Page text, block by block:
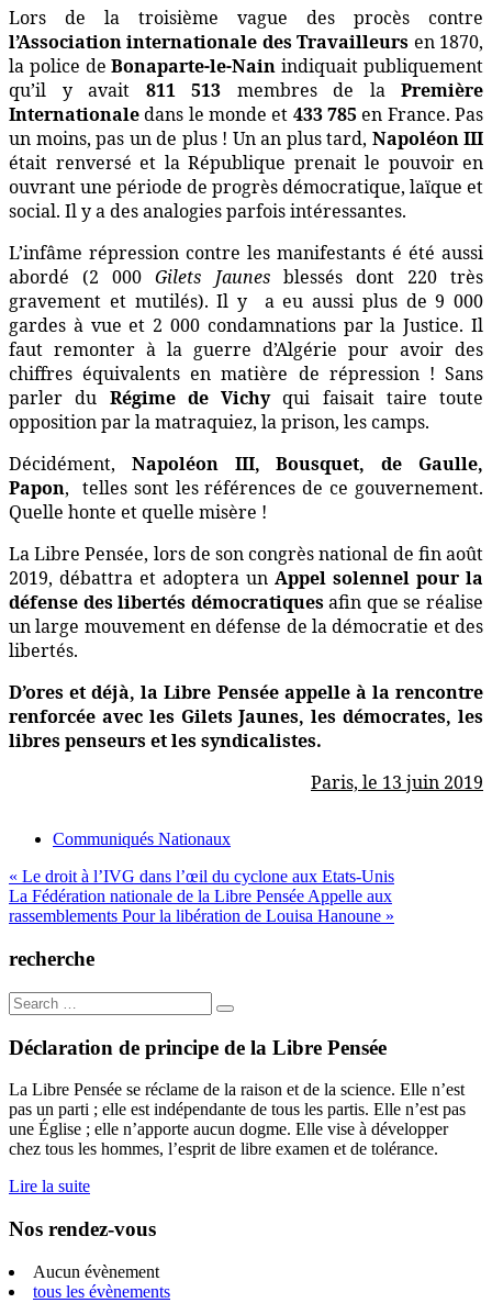
Lors de la troisième vague des procès contre
l’Association internationale des Travailleurs en 1870,
la police deBonaparte-le-Nain indiquait publiquement
qu’il y avait 811 513 membres de la Première
Internationaledans le monde et 433 785 en France. Pas
un moins, pas un de plus ! Un an plus tard, Napoléon III
était renversé et la République prenait le pouvoir en
ouvrant une période de progrès démocratique, laïque et
social. Il y a des analogies parfois intéressantes.
L’infâme répression contre les manifestants é été aussi
abordé (2 000Gilets Jaunesblessés dont 220 très
gravement et mutilés). Il y
a eu aussi plus de 9 000
gardes à vue et 2 000 condamnations par la Justice. Il
faut remonter à la guerre d’Algérie pour avoir des
chiffres équivalents en matière de répression ! Sans
parler du Régime de Vichyqui faisait taire toute
opposition par la matraquiez, la prison, les camps.
Décidément, Napoléon III, Bousquet, de Gaulle,
Papon, telles sont les références de ce gouvernement.
Quelle honte et quelle misère !
La Libre Pensée, lors de son congrès national de fin août
2019, débattra et adoptera un Appel solennel pour la
défense des libertés démocratiquesafin que se réalise
un large mouvement en défense de la démocratie et des
libertés.
D’ores et déjà, la Libre Pensée appelle à la rencontre
renforcée avec les Gilets Jaunes, les démocrates, les
libres penseurs et les syndicalistes.
Paris, le 13 juin 2019
Communiqués Nationaux
Navigation
de
« Le droit à l’IVG dans l’œil du cyclone aux Etats-Unis
La Fédération nationale de la Libre Pensée Appelle aux
rassemblements Pour la libération de Louisa Hanoune »
recherche
Search
for:
Déclaration de principe de la Libre Pensée
La Libre Pensée se réclame de la raison et de la science. Elle n’est
pas un parti ; elle est indépendante de tous les partis. Elle n’est pas
une Église ; elle n’apporte aucun dogme. Elle vise à développer
chez tous les hommes, l’esprit de libre examen et de tolérance.
Lire la suite
Nos rendez-vous
Aucun évènement
tous les évènements